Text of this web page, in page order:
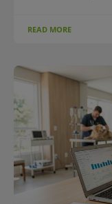
READ MORE